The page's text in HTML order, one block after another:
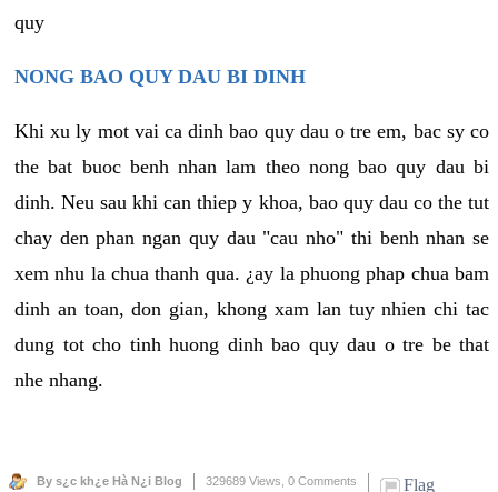
quy
NONG BAO QUY DAU BI DINH
Khi xu ly mot vai ca dinh bao quy dau o tre em, bac sy co
the bat buoc benh nhan lam theo nong bao quy dau bi
dinh. Neu sau khi can thiep y khoa, bao quy dau co the tut
chay den phan ngan quy dau "cau nho" thi benh nhan se
xem nhu la chua thanh qua. ¿ay la phuong phap chua bam
dinh an toan, don gian, khong xam lan tuy nhien chi tac
dung tot cho tinh huong dinh bao quy dau o tre be that
nhe nhang.
By s¿c kh¿e Hà N¿i Blog 329689 Views, 0 Comments Flag